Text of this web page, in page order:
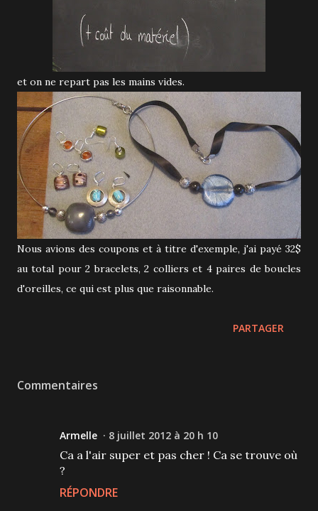
et on ne repart pas les mains vides.
Nous avions des coupons et à titre d'exemple, j'ai payé 32$
au total pour 2 bracelets, 2 colliers et 4 paires de boucles
d'oreilles, ce qui est plus que raisonnable.
PARTAGER
Commentaires
Armelle 8 juillet 2012 à 20 h 10
Ca a l'air super et pas cher ! Ca se trouve où
?
RÉPONDRE